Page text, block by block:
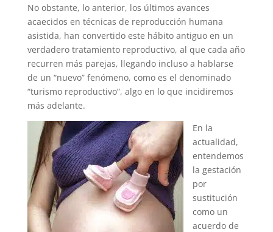
No obstante, lo anterior, los últimos avances
acaecidos en técnicas de reproducción humana
asistida, han convertido este hábito antiguo en un
verdadero tratamiento reproductivo, al que cada año
recurren más parejas, llegando incluso a hablarse
de un “nuevo” fenómeno, como es el denominado
“turismo reproductivo”, algo en lo que incidiremos
más adelante.
En la
actualidad,
entendemos
la gestación
por
sustitución
como un
acuerdo de